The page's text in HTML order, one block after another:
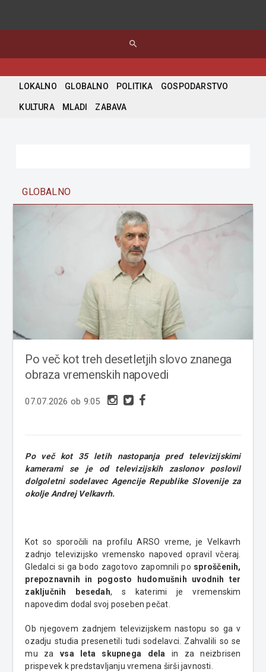
search
LOKALNO GLOBALNO POLITIKA GOSPODARSTVO
KULTURA MLADI ZABAVA
GLOBALNO
Po več kot treh desetletjih slovo znanega
obraza vremenskih napovedi
07.07.2026 ob 9:05
Po več kot 35 letih nastopanja pred televizijskimi
kamerami se je od televizijskih zaslonov poslovil
dolgoletni sodelavec Agencije Republike Slovenije za
okolje Andrej Velkavrh.
Kot so sporočili na profilu ARSO vreme, je Velkavrh
zadnjo televizijsko vremensko napoved opravil včeraj.
Gledalci si ga bodo zagotovo zapomnili po sproščenih,
prepoznavnih in pogosto hudomušnih uvodnih ter
zaključnih besedah, s katerimi je vremenskim
napovedim dodal svoj poseben pečat.
Ob njegovem zadnjem televizijskem nastopu so ga v
ozadju studia presenetili tudi sodelavci. Zahvalili so se
mu zavsa leta skupnega dela in za neizbrisen
prispevek k predstavljanju vremena širši javnosti.